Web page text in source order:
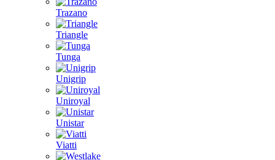
Trazano
Triangle
Tunga
Unigrip
Uniroyal
Unistar
Viatti